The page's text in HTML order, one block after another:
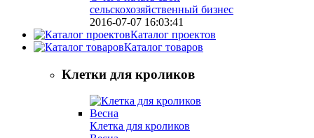
сельскохозяйственный бизнес
2016-07-07 16:03:41
Каталог проектов
Каталог товаров
Клетки для кроликов
Клетка для кроликов